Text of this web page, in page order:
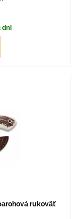
dni
rukoväť